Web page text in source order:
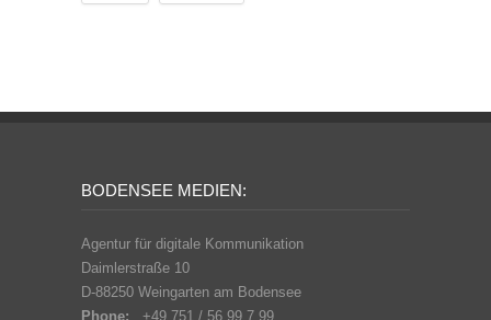
BODENSEE MEDIEN:
Agentur für digitale Kommunikation
Daimlerstraße 10
D-88250 Weingarten am Bodensee
Phone:
+49 751 / 56 99 7 99